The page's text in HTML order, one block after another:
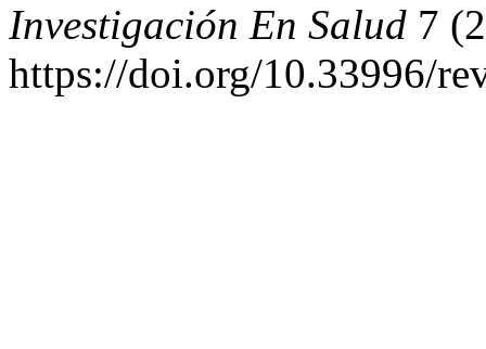
Investigación En Salud 7
https://doi.org/10.33996/